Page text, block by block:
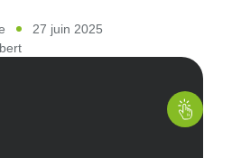
27 juin 2025